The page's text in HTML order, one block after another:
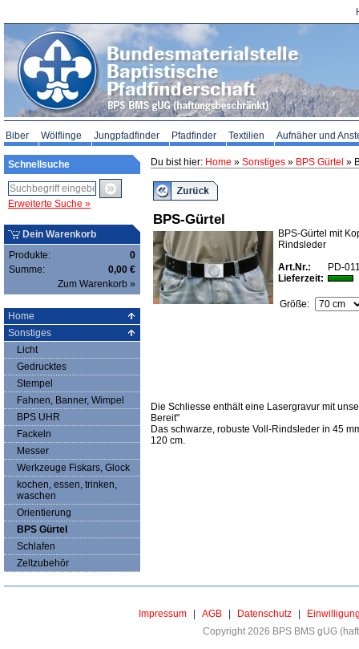
Biber Wölflinge Jungpfadfinder Pfadfinder Textilien Aufnäher und
Schnellsuche
Erweiterte Suche »
Dein Warenkorb
Produkte:
0
Summe:
0,00 €
Zum Warenkorb »
Home
Sonstiges
Licht
Gedrucktes
Stempel
Fahnen, Banner, Wimpel
BPS UHR
Fackeln
Messer
Werkzeuge Fiskars, Glock
kochen, essen, trinken,
waschen
Orientierung
BPS Gürtel
Schlafen
Zeltzubehör
Du bist hier: Home » Sonstiges » BPS Gürtel »
BPS-Gürtel
BPS-Gürtel mit
Rindsleder
Art.Nr.:
PD-
Lieferzeit:
Größe:
Die Schliesse enthält eine Lasergravur mit
Bereit"
Das schwarze, robuste Voll-Rindsleder in 45
120 cm.
Impressum AGB Datenschutz
Copyright 2026 BPS BMS gUG